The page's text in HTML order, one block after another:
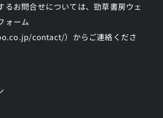
るお問合せについては、勁草書房ウェ
ォーム
contact/）からご連絡くださ